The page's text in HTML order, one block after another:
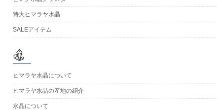
特大ヒマラヤ水晶
SALEアイテム
ヒマラヤ水晶について
ヒマラヤ水晶の産地の紹介
水晶について